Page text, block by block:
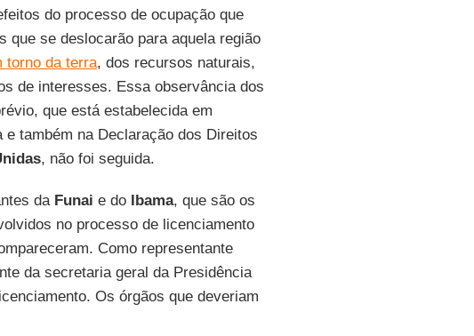
do processo de ocupação que
que se deslocarão para aquela região
torno da terra, dos recursos naturais,
de interesses. Essa observância dos
que está estabelecida em
também na Declaração dos Direitos
, não foi seguida.
da Funai e do Ibama, que são os
no processo de licenciamento
Como representante
da secretaria geral da Presidência
Os órgãos que deveriam